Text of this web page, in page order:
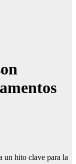
un hito clave para la